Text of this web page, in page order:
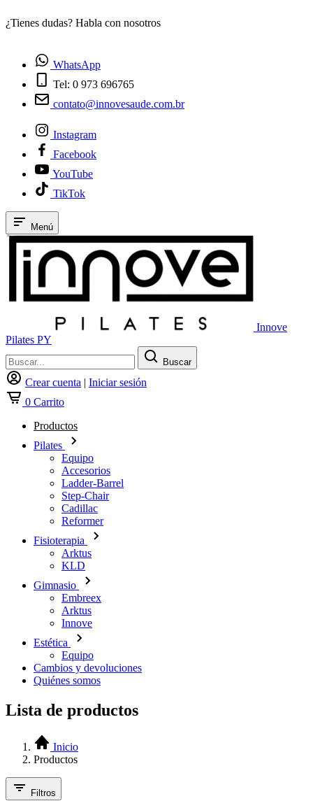
¿Tienes dudas? Habla con nosotros
WhatsApp
Tel: 0 973 696765
contato@innovesaude.com.br
Instagram
Facebook
YouTube
TikTok
Menú
Innove
Pilates PY
Buscar
Crear cuenta | Iniciar sesión
0 Carrito
Productos
Pilates
Equipo
Accesorios
Ladder-Barrel
Step-Chair
Cadillac
Reformer
Fisioterapia
Arktus
KLD
Gimnasio
Embreex
Arktus
Innove
Estética
Equipo
Cambios y devoluciones
Quiénes somos
Lista de productos
Inicio
Productos
Filtros